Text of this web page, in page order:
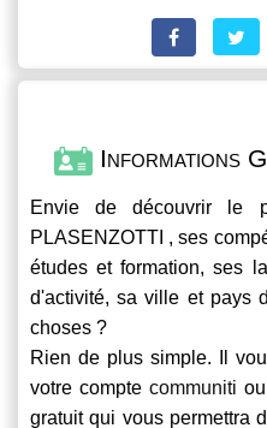
Informations
Envie de découvrir le
PLASENZOTTI , ses
études et formation, ses
d'activité, sa ville et pays
choses ?
Rien de plus simple. Il
votre compte communiti
gratuit qui vous permettra